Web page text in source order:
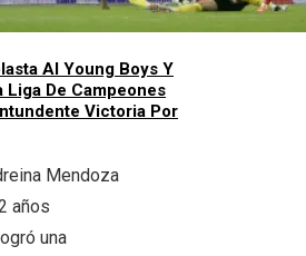
Al Young Boys Y
Liga De Campeones
Victoria Por
Mendoza
años
una